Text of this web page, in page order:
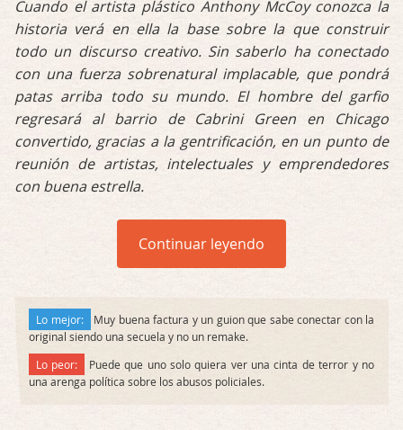
Cuando el artista plástico Anthony McCoy conozca la
historia verá en ella la base sobre la que construir
todo un discurso creativo. Sin saberlo ha conectado
con una fuerza sobrenatural implacable, que pondrá
patas arriba todo su mundo. El hombre del garfio
regresará al barrio de Cabrini Green en Chicago
convertido, gracias a la gentrificación, en un punto de
reunión de artistas, intelectuales y emprendedores
con buena estrella.
Continuar leyendo
Lo mejor:
Muy buena factura y un guion que sabe conectar con la
original siendo una secuela y no un remake.
Lo peor:
Puede que uno solo quiera ver una cinta de terror y no
una arenga política sobre los abusos policiales.